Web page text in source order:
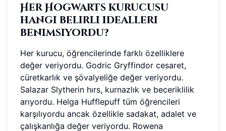
Her Hogwarts kurucusu
hangi belirli idealleri
benimsiyordu?
Her kurucu, öğrencilerinde farklı özelliklere
değer veriyordu. Godric Gryffindor cesaret,
cüretkarlık ve şövalyeliğe değer veriyordu.
Salazar Slytherin hırs, kurnazlık ve beceriklilik
arıyordu. Helga Hufflepuff tüm öğrencileri
karşılıyordu ancak özellikle sadakat, adalet ve
çalışkanlığa değer veriyordu. Rowena